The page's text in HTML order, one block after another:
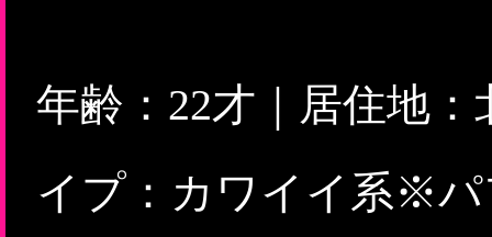
年齢：22才｜居住地
イプ：カワイイ系※パ